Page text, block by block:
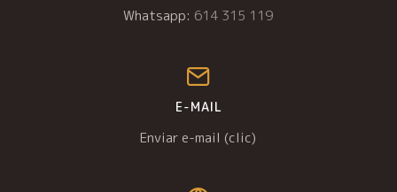
Whatsapp: 614 315 119
E-MAIL
Enviar e-mail (clic)